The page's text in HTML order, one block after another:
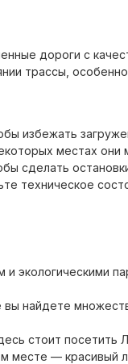
дороги с
трассы,
избежать
местах
сделать
техническое
экологическими
найдете
стоит посетить
месте — красивый